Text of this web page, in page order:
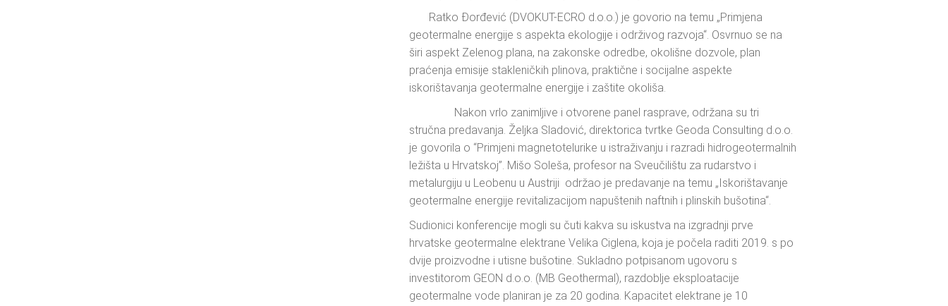
Ratko Đorđević (DVOKUT-ECRO d.o.o.) je govorio na temu „Primjena
geotermalne energije s aspekta ekologije i održivog razvoja“. Osvrnuo se na
širi aspekt Zelenog plana, na zakonske odredbe, okolišne dozvole, plan
praćenja emisije stakleničkih plinova, praktične i socijalne aspekte
iskorištavanja geotermalne energije i zaštite okoliša.
Nakon vrlo zanimljive i otvorene panel rasprave, održana su tri
stručna predavanja. Željka Sladović, direktorica tvrtke Geoda Consulting d.o.o.
je govorila o “Primjeni magnetotelurike u istraživanju i razradi hidrogeotermalnih
ležišta u Hrvatskoj”. Mišo Soleša, profesor na Sveučilištu za rudarstvo i
metalurgiju u Leobenu u Austriji održao je predavanje na temu „Iskorištavanje
geotermalne energije revitalizacijom napuštenih naftnih i plinskih bušotina“.
Sudionici konferencije mogli su čuti kakva su iskustva na izgradnji prve
hrvatske geotermalne elektrane Velika Ciglena, koja je počela raditi 2019. s po
dvije proizvodne i utisne bušotine. Sukladno potpisanom ugovoru s
investitorom GEON d.o.o. (MB Geothermal), razdoblje eksploatacije
geotermalne vode planiran je za 20 godina. Kapacitet elektrane je 10